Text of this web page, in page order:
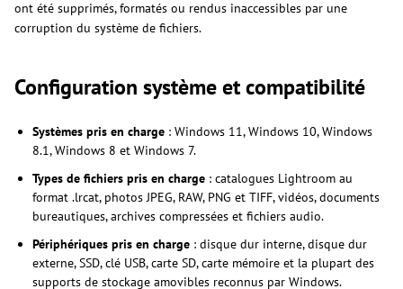
ont été supprimés, formatés ou rendus inaccessibles par une
corruption du système de fichiers.
Configuration système et compatibilité
Systèmes pris en charge : Windows 11, Windows 10, Windows
8.1, Windows 8 et Windows 7.
Types de fichiers pris en charge : catalogues Lightroom au
format .lrcat, photos JPEG, RAW, PNG et TIFF, vidéos, documents
bureautiques, archives compressées et fichiers audio.
Périphériques pris en charge : disque dur interne, disque dur
externe, SSD, clé USB, carte SD, carte mémoire et la plupart des
supports de stockage amovibles reconnus par Windows.